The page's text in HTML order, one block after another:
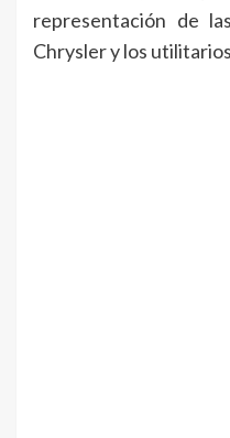
representación de
Chrysler y los